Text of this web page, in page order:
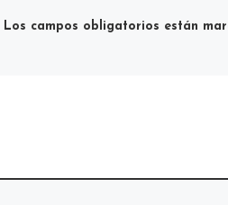
Los campos obligatorios están